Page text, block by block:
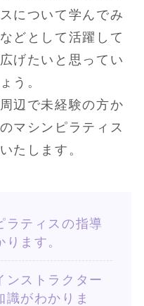
について学んでみ
どとして活躍して
げたいと思ってい
う。
辺で未経験の方か
マシンピラティス
たします。
ラティスの指導
ます。
ンストラクター
識がわかりま